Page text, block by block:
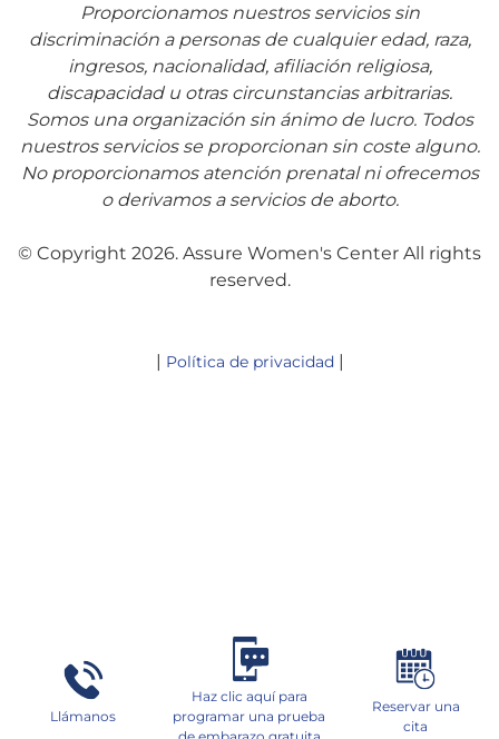
Proporcionamos nuestros servicios sin
discriminación a personas de cualquier edad, raza,
ingresos, nacionalidad, afiliación religiosa,
discapacidad u otras circunstancias arbitrarias.
Somos una organización sin ánimo de lucro. Todos
nuestros servicios se proporcionan sin coste alguno.
No proporcionamos atención prenatal ni ofrecemos
o derivamos a servicios de aborto.
© Copyright 2026. Assure Women's Center All rights
reserved.
| Política de privacidad|
Llámanos
Haz clic aquí para
programar una prueba
Reservar una
cita